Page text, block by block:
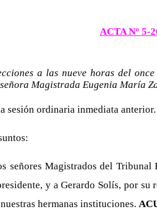
ACTA Nº 5-
a las nueve horas del
Magistrada Eugenia María
sesión ordinaria inmediata anterior.
Magistrados del
y a Gerardo Solís, por
hermanas instituciones.